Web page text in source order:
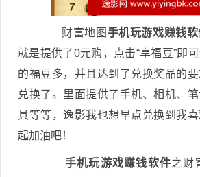
财富地图 手机玩游戏赚钱软
就是提供了0元购，点击“享福豆”即
的福豆多，并且达到了兑换奖品的
兑换了。里面提供了手机、相机、
具等等，逸影我也想早点兑换到我
起加油吧！
手机玩游戏赚钱软件之财